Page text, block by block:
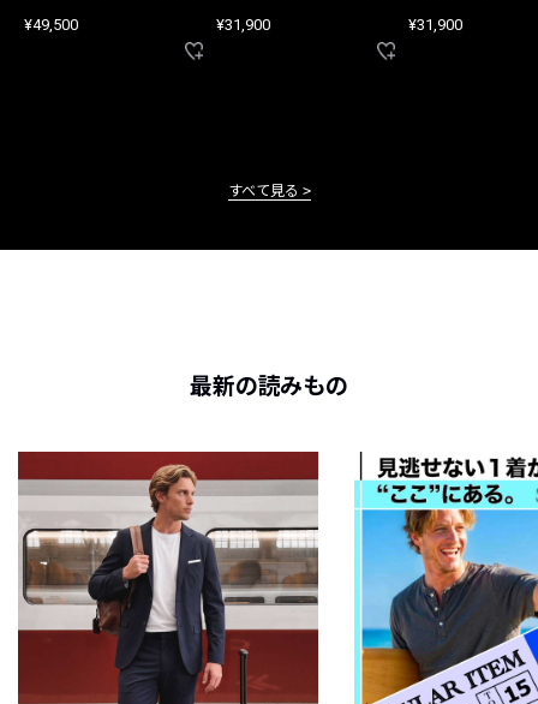
¥49,500 ¥31,900 ¥31,900
すべて見る
最新の読みもの